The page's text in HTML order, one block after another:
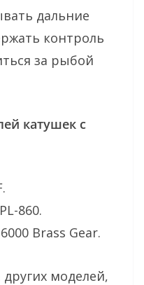
дальние
контроль
за рыбой
катушек с
860.
Brass Gear.
других моделей,